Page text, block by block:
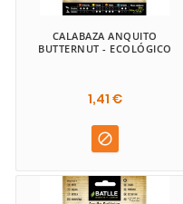
CALABAZA ANQUITO
BUTTERNUT - ECOLÓGICO
1,41 €
